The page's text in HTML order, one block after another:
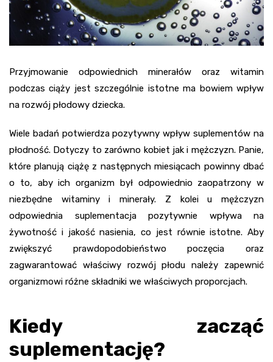
Przyjmowanie odpowiednich minerałów oraz witamin
podczas ciąży jest szczególnie istotne ma bowiem wpływ
na rozwój płodowy dziecka.
Wiele badań potwierdza pozytywny wpływ suplementów na
płodność. Dotyczy to zarówno kobiet jak i mężczyzn. Panie,
które planują ciążę z następnych miesiącach powinny dbać
o to, aby ich organizm był odpowiednio zaopatrzony w
niezbędne witaminy i minerały. Z kolei u mężczyzn
odpowiednia suplementacja pozytywnie wpływa na
żywotność i jakość nasienia, co jest równie istotne. Aby
zwiększyć prawdopodobieństwo poczęcia oraz
zagwarantować właściwy rozwój płodu należy zapewnić
organizmowi różne składniki we właściwych proporcjach.
Kiedy zacząć
suplementację?